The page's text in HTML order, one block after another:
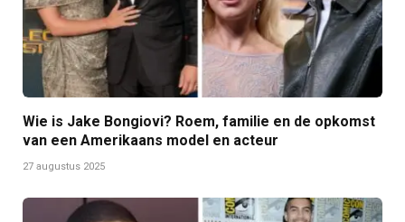
Wie is Jake Bongiovi? Roem, familie en de opkomst
van een Amerikaans model en acteur
27 augustus 2025